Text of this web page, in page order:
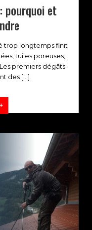
pourquoi et
trop longtemps finit
tuiles poreuses,
premiers dégâts
des […]